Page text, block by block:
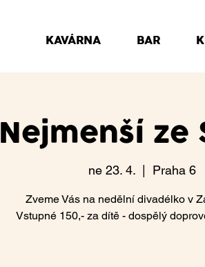
KAVÁRNA BAR
Nejmenší ze
ne 23. 4. Praha 6
Zveme Vás na nedělní divadélko v
Vstupné 150,- za dítě - dospělý